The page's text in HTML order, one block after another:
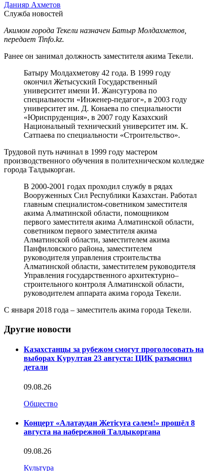
Данияр Ахметов
Служба новостей
Акимом города Текели назначен Батыр Молдахметов,
передает Tinfo.kz.
Ранее он занимал должность заместителя акима Текели.
Батыру Молдахметову 42 года. В 1999 году
окончил Жетысуский Государственный
университет имени И. Жансугурова по
специальности «Инженер-педагог», в 2003 году
университет им. Д. Конаева по специальности
«Юриспруденция», в 2007 году Казахский
Национальный технический университет им. К.
Сатпаева по специальности «Строительство».
Трудовой путь начинал в 1999 году мастером
производственного обучения в политехническом колледже
города Талдыкорган.
В 2000-2001 годах проходил службу в рядах
Вооруженных Сил Республики Казахстан. Работал
главным специалистом-советником заместителя
акима Алматинской области, помощником
первого заместителя акима Алматинской области,
советником первого заместителя акима
Алматинской области, заместителем акима
Панфиловского района, заместителем
руководителя управления строительства
Алматинской области, заместителем руководителя
Управления государственного архитектурно–
строительного контроля Алматинской области,
руководителем аппарата акима города Текели.
С января 2018 года – заместитель акима города Текели.
Другие новости
Казахстанцы за рубежом смогут проголосовать на
выборах Курултая 23 августа: ЦИК разъяснил
детали
09.08.26
Общество
Концерт «Алатаудан Жетісуға сәлем!» прошёл 8
августа на набережной Талдыкоргана
09.08.26
Культура